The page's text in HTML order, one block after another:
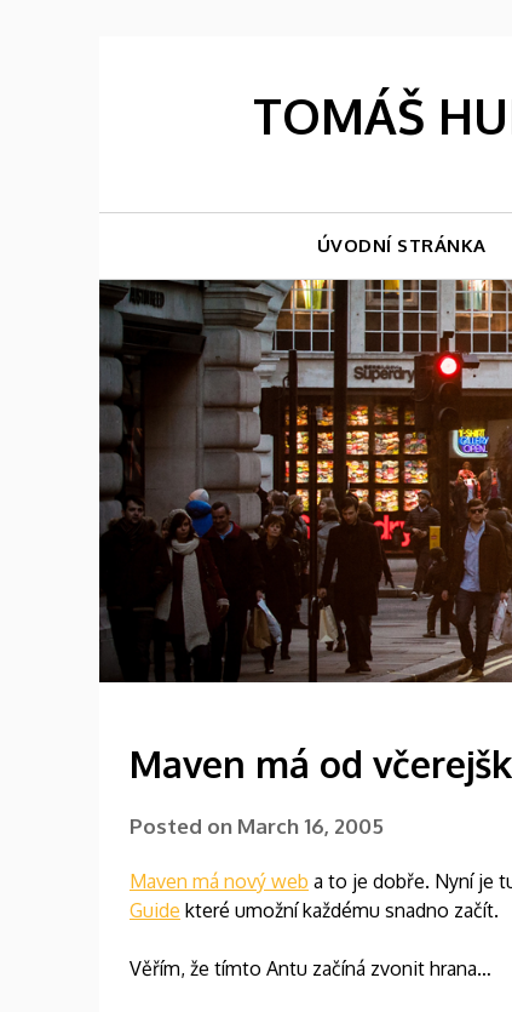
TOMÁŠ
ÚVODNÍ STRÁNKA
Maven má od
Posted on March 16, 2005
Maven má nový web a to je dobře. Nyní je
Guide které umožní každému snadno začít.
Věřím, že tímto Antu začíná zvonit hrana…